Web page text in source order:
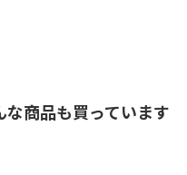
商品も買っています